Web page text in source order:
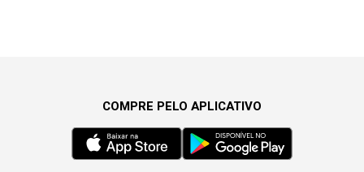
COMPRE PELO APLICATIVO